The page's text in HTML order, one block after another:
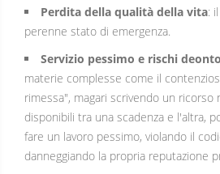
Perdita della qualità della vita:
perenne stato di emergenza.
Servizio pessimo e rischi
materie complesse come il
rimessa", magari scrivendo un ricorso
disponibili tra una scadenza e l'altra,
fare un lavoro pessimo, violando il
danneggiando la propria reputazione